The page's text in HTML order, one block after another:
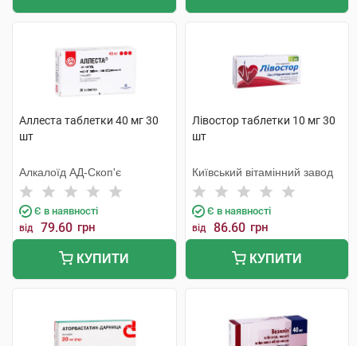
Аллеста таблетки 40 мг 30
шт
Алкалоїд АД-Скоп'є
Є в наявності
від 79.60 грн
КУПИТИ
Лівостор таблетки 10 мг 30
шт
Київський вітамінний завод
Є в наявності
від 86.60 грн
КУПИТИ